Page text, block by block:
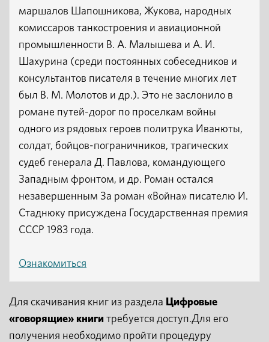
маршалов Шапошникова, Жукова, народных
комиссаров танкостроения и авиационной
промышленности В. А. Малышева и А. И.
Шахурина (среди постоянных собеседников и
консультантов писателя в течение многих лет
был В. М. Молотов и др.). Это не заслонило в
романе путей-дорог по проселкам войны
одного из рядовых героев политрука Иванюты,
солдат, бойцов-пограничников, трагических
судеб генерала Д. Павлова, командующего
Западным фронтом, и др. Роман остался
незавершенным За роман «Война» писателю И.
Стаднюку присуждена Государственная премия
СССР 1983 года.
Ознакомиться
Для скачивания книг из раздела Цифровые
«говорящие» книги требуется доступ.Для его
получения необходимо пройти процедуру